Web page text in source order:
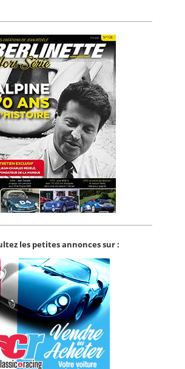
les petites annonces sur :